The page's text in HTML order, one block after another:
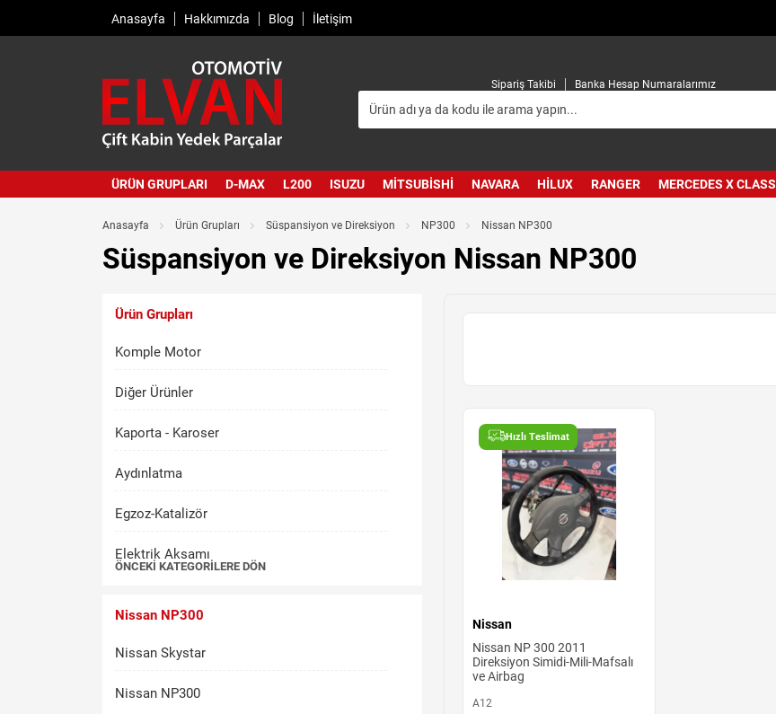
Anasayfa Hakkımızda Blog İletişim
Sipariş Takibi Banka Hesap Numaralarımız
ÜRÜN GRUPLARI D-MAX L200 ISUZU MITSUBISHI NAVARA HILUX RANGER MERCEDES X CLASS
Anasayfa Ürün Grupları Süspansiyon ve Direksiyon NP300 Nissan NP300
Süspansiyon ve Direksiyon Nissan NP300
Ürün Grupları
Komple Motor
Diğer Ürünler
Kaporta - Karoser
Aydınlatma
Egzoz-Katalizör
Elektrik Aksamı
ÖNCEKI KATEGORILERE DÖN
Nissan NP300
Nissan Skystar
Nissan NP300
Hızlı Teslimat
Nissan
Nissan NP 300 2011
Direksiyon Simidi-Mili-Mafsalı
ve Airbag
A12